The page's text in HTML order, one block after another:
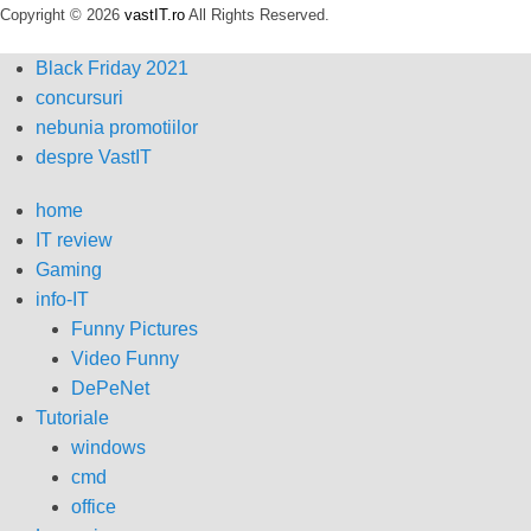
Copyright © 2026 vastIT.ro All Rights Reserved.
Black Friday 2021
concursuri
nebunia promotiilor
despre VastIT
home
IT review
Gaming
info-IT
Funny Pictures
Video Funny
DePeNet
Tutoriale
windows
cmd
office